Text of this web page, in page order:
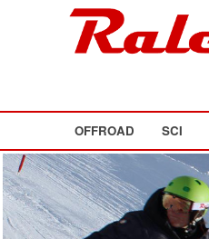
OFFROAD SCI